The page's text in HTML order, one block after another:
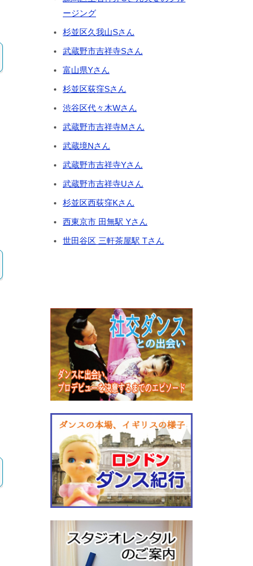
ージング
杉並区久我山Sさん
武蔵野市吉祥寺Sさん
富山県Yさん
杉並区荻窪Sさん
渋谷区代々木Wさん
武蔵野市吉祥寺Mさん
武蔵境Nさん
武蔵野市吉祥寺Yさん
武蔵野市吉祥寺Uさん
杉並区西荻窪Kさん
西東京市 田無駅 Yさん
世田谷区 三軒茶屋駅 Tさん